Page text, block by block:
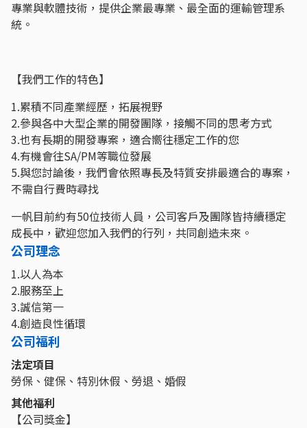
專業與軟體技術，提供企業最專業、最全面的運輸管理系
統。
【我們工作的特色】
1.累積不同產業經歷，拓展視野
2.參與各中大型企業的開發團隊，接觸不同的思考方式
3.也有長期的開發專案，適合嚮往穩定工作的您
4.有機會往SA/PM等職位發展
5.與您討論後，我們會依照專長及特質安排最適合的專案，
不需自行費時尋找
一帆目前約有50位技術人員，公司客戶及團隊皆持續穩定
成長中，歡迎您加入我們的行列，共同創造未來。
公司理念
1.以人為本
2.服務至上
3.誠信第一
4.創造良性循環
公司福利
法定項目
勞保、健保、特別休假、勞退、婚假
其他福利
【公司獎金】